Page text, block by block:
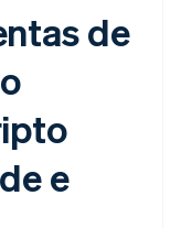
de
e